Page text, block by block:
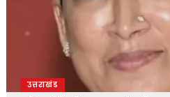
उत्तराखंड